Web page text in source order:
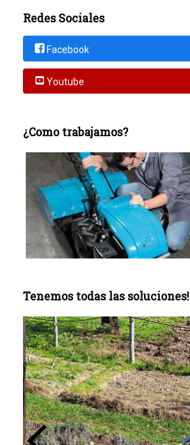
Redes Sociales
Facebook
Youtube
¿Como trabajamos?
Tenemos todas las soluciones!